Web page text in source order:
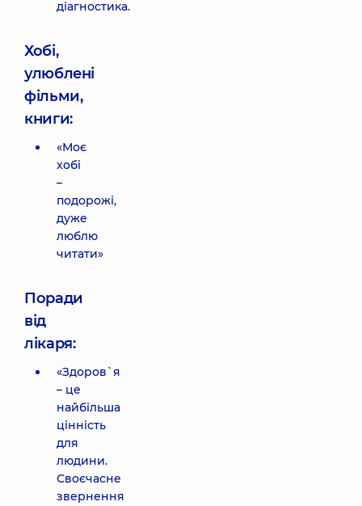
діагностика.
Хобі,
улюблені
фільми,
книги:
«Моє
хобі
–
подорожі,
дуже
люблю
читати»
Поради
від
лікаря:
«Здоров`я
– це
найбільша
цінність
для
людини.
Своєчасне
звернення